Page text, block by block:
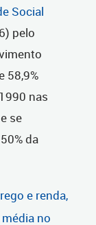
Social
pelo
58,9%
nas
se
da
e renda,
no